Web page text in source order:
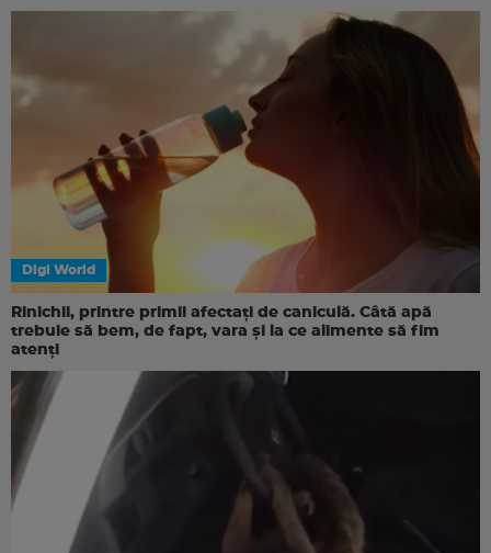
Digi World
Rinichii, printre primii afectați de caniculă. Câtă apă
trebuie să bem, de fapt, vara și la ce alimente să fim
atenți